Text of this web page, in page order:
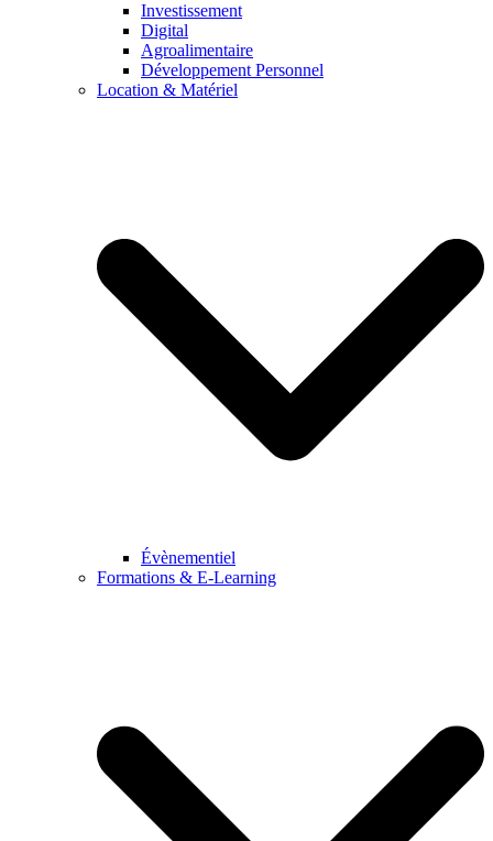
Investissement
Digital
Agroalimentaire
Développement Personnel
Location & Matériel
Évènementiel
Formations & E-Learning